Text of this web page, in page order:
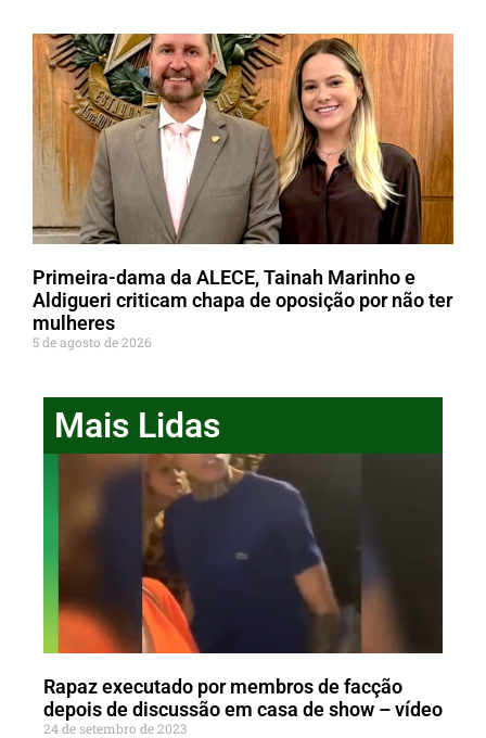
Primeira-dama da ALECE, Tainah Marinho e
Aldigueri criticam chapa de oposição por não ter
mulheres
5 de agosto de 2026
Mais Lidas
Rapaz executado por membros de facção
depois de discussão em casa de show – vídeo
24 de setembro de 2023